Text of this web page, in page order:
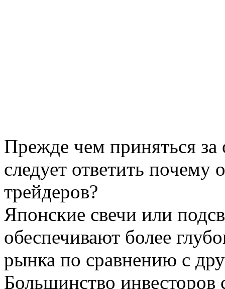
Прежде чем приняться за
следует ответить
трейдеров?
Японские свечи или
обеспечивают более
рынка по сравнению с
Большинство инвесторов